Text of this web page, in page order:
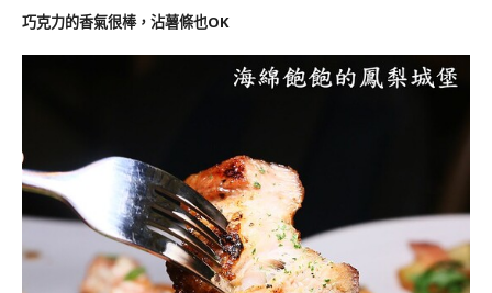
巧克力的香氣很棒，沾薯條也OK